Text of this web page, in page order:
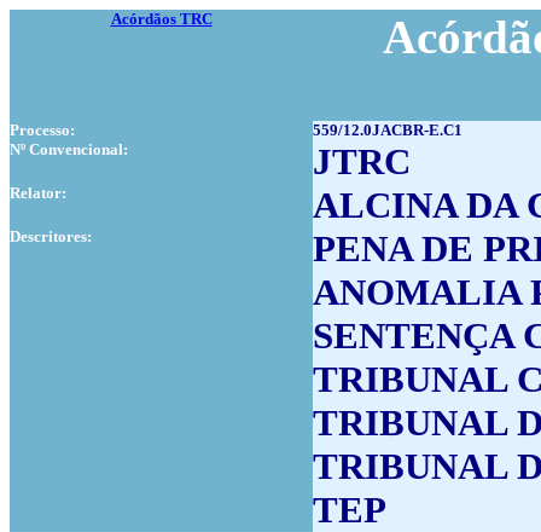
Acórdãos TRC
Processo:
559/12.0JACBR-E.C1
Nº Convencional:
JTRC
Relator: ALCINA DA
Descritores:
PENA DE
ANOMALIA
SENTENÇA
TRIBUNAL
TRIBUNAL
TRIBUNAL
TEP